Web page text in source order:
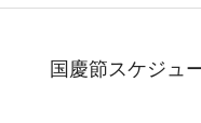
国慶節スケジュ